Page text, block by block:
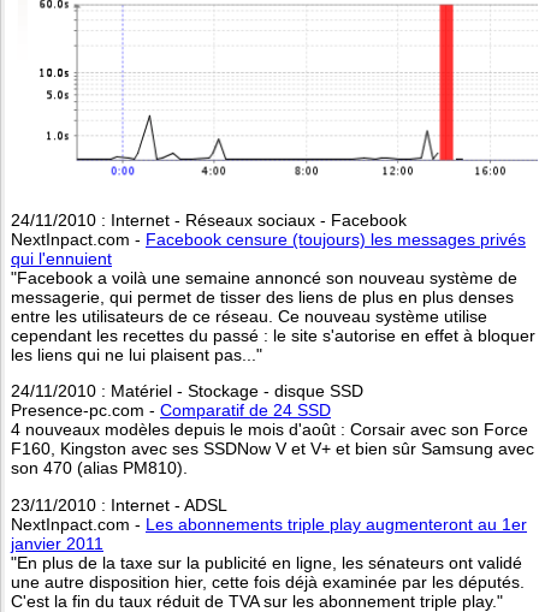
24/11/2010 : Internet - Réseaux sociaux - Facebook
NextInpact.com - Facebook censure (toujours) les messages privés
qui l'ennuient
"Facebook a voilà une semaine annoncé son nouveau système de
messagerie, qui permet de tisser des liens de plus en plus denses
entre les utilisateurs de ce réseau. Ce nouveau système utilise
cependant les recettes du passé : le site s'autorise en effet à bloquer
les liens qui ne lui plaisent pas..."
24/11/2010 : Matériel - Stockage - disque SSD
Presence-pc.com - Comparatif de 24 SSD
4 nouveaux modèles depuis le mois d'août : Corsair avec son Force
F160, Kingston avec ses SSDNow V et V+ et bien sûr Samsung avec
son 470 (alias PM810).
23/11/2010 : Internet - ADSL
NextInpact.com - Les abonnements triple play augmenteront au 1er
janvier 2011
"En plus de la taxe sur la publicité en ligne, les sénateurs ont validé
une autre disposition hier, cette fois déjà examinée par les députés.
C'est la fin du taux réduit de TVA sur les abonnement triple play."